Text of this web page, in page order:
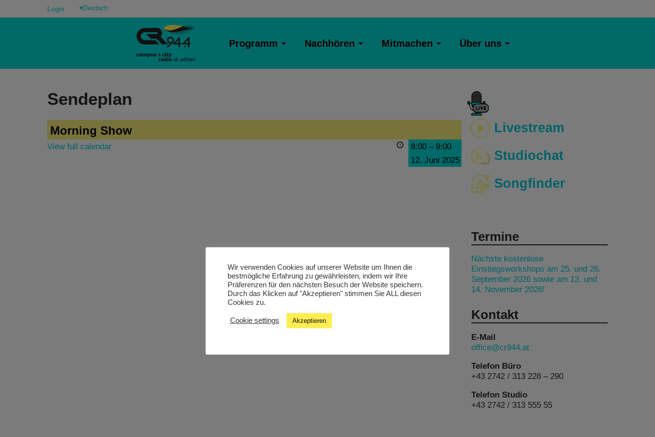
Login ▾
Programm Nachhören Mitmachen Über uns
Sendeplan
Morning Show
8:00 – 9:00
12. Juni 2025
View full calendar
Livestream
Studiochat
Songfinder
Termine
Nächste kostenlose
Einstiegsworkshops am 25. und 26.
September 2026 sowie am 13. und
14. November 2026!
Kontakt
E-Mail
office@cr944.at
Telefon Büro
+43 2742 / 313 228 – 290
Telefon Studio
+43 2742 / 313 555 55
Wir verwenden Cookies auf unserer Website um Ihnen die
bestmögliche Erfahrung zu gewährleisten, indem wir Ihre
Präferenzen für den nächsten Besuch der Website speichern.
Durch das Klicken auf "Akzeptieren" stimmen Sie ALL diesen
Cookies zu.
Cookie settings Akzeptieren